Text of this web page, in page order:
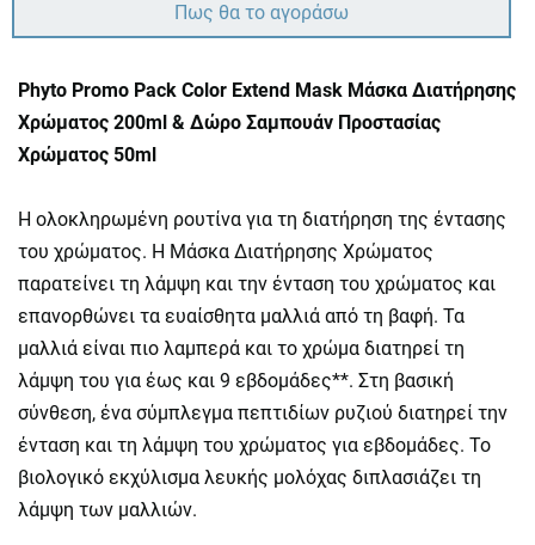
Πως θα το αγοράσω
Phyto Promo Pack Color Extend Mask Μάσκα Διατήρησης
Χρώματος 200ml & Δώρο Σαμπουάν Προστασίας
Χρώματος 50ml
Η ολοκληρωμένη ρουτίνα για τη διατήρηση της έντασης
του χρώματος. Η Μάσκα Διατήρησης Χρώματος
παρατείνει τη λάμψη και την ένταση του χρώματος και
επανορθώνει τα ευαίσθητα μαλλιά από τη βαφή. Τα
μαλλιά είναι πιο λαμπερά και το χρώμα διατηρεί τη
λάμψη του για έως και 9 εβδομάδες**. Στη βασική
σύνθεση, ένα σύμπλεγμα πεπτιδίων ρυζιού διατηρεί την
ένταση και τη λάμψη του χρώματος για εβδομάδες. Το
βιολογικό εκχύλισμα λευκής μολόχας διπλασιάζει τη
λάμψη των μαλλιών.